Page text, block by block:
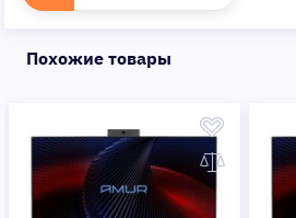
Похожие товары